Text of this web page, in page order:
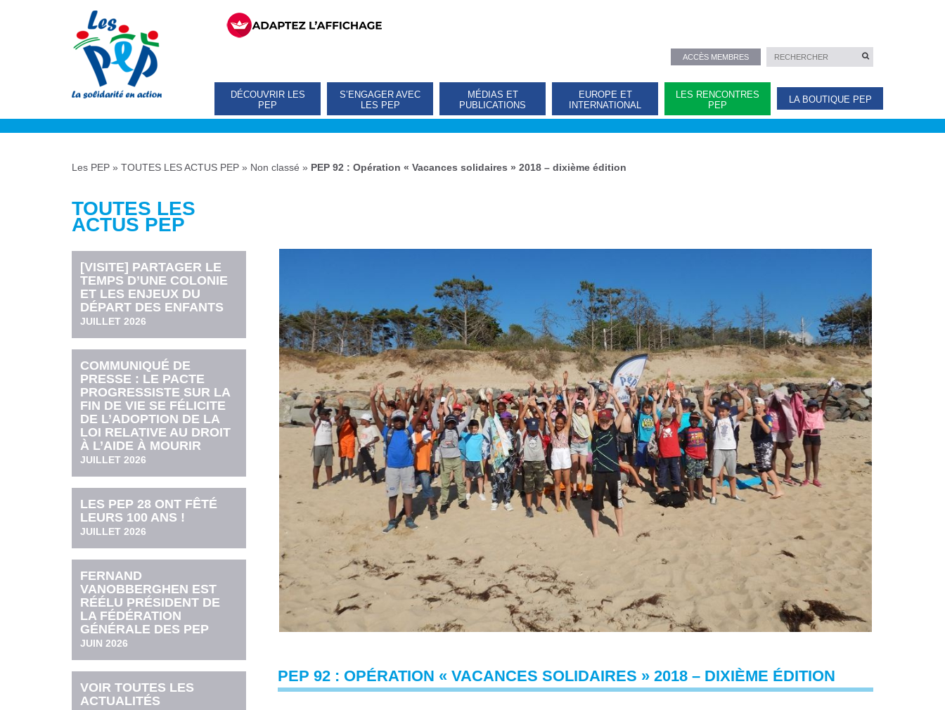
ACCÈS MEMBRES
DÉCOUVRIR LES
PEP
S’ENGAGER AVEC
LES PEP
MÉDIAS ET
PUBLICATIONS
EUROPE ET
INTERNATIONAL
LES RENCONTRES
PEP
LA BOUTIQUE PEP
Les PEP » TOUTES LES ACTUS PEP » Non classé » PEP 92 : Opération « Vacances solidaires » 2018 – dixième édition
TOUTES LES
ACTUS PEP
[VISITE] PARTAGER LE
TEMPS D’UNE COLONIE
ET LES ENJEUX DU
DÉPART DES ENFANTS
JUILLET 2026
COMMUNIQUÉ DE
PRESSE : LE PACTE
PROGRESSISTE SUR LA
FIN DE VIE SE FÉLICITE
DE L’ADOPTION DE LA
LOI RELATIVE AU DROIT
À L’AIDE À MOURIR
JUILLET 2026
LES PEP 28 ONT FÊTÉ
LEURS 100 ANS !
JUILLET 2026
FERNAND
VANOBBERGHEN EST
RÉÉLU PRÉSIDENT DE
LA FÉDÉRATION
GÉNÉRALE DES PEP
JUIN 2026
VOIR TOUTES LES
ACTUALITÉS
PEP 92 : OPÉRATION « VACANCES SOLIDAIRES » 2018 – DIXIÈME ÉDITION